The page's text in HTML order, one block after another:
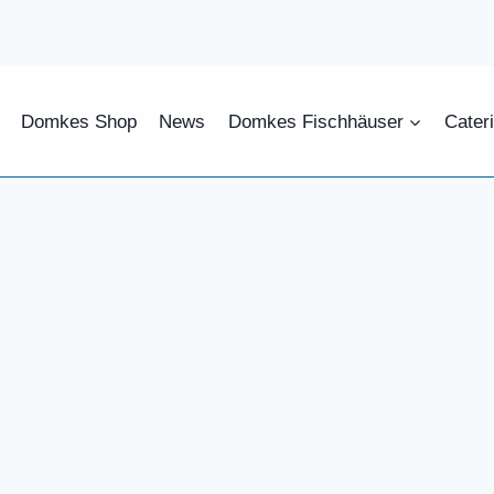
Domkes Shop News Domkes Fischhäuser